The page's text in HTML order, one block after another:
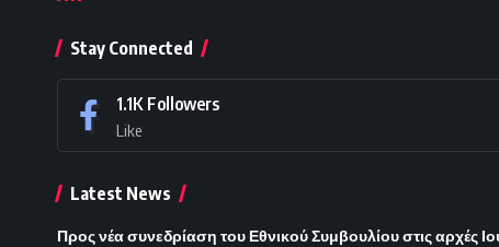
Stay Connected
1.1K Followers
Like
Latest News
Προς νέα συνεδρίαση του Εθνικού Συμβουλίου στις αρχές